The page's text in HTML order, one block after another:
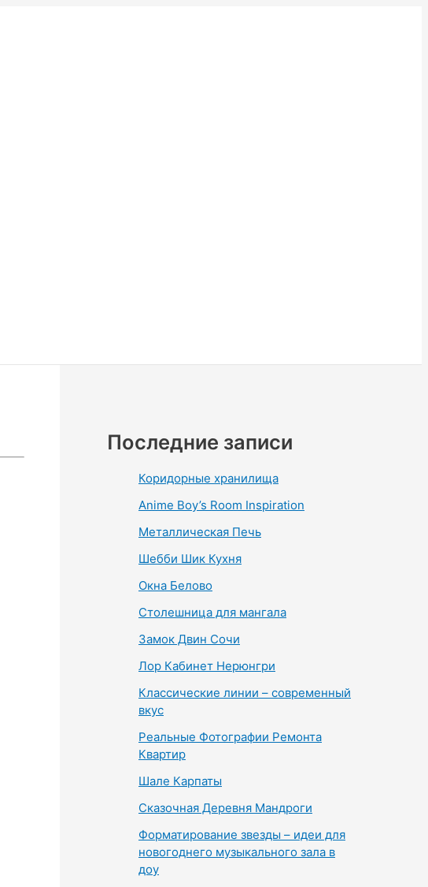
Последние записи
Коридорные хранилища
Anime Boy’s Room Inspiration
Металлическая Печь
Шебби Шик Кухня
Окна Белово
Столешница для мангала
Замок Двин Сочи
Лор Кабинет Нерюнгри
Классические линии – современный
вкус
Реальные Фотографии Ремонта
Квартир
Шале Карпаты
Сказочная Деревня Мандроги
Форматирование звезды – идеи для
новогоднего музыкального зала в
доу